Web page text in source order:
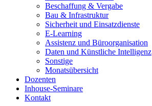
Beschaffung & Vergabe
Bau & Infrastruktur
Sicherheit und Einsatzdienste
E-Learning
Assistenz und Büroorganisation
Daten und Künstliche Intelligenz
Sonstige
Monatsübersicht
Dozenten
Inhouse-Seminare
Kontakt